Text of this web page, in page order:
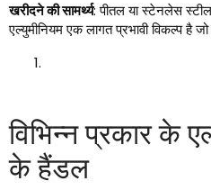
खरीदने की सामर्थ्य: पीतल या स्टेनलेस
एल्युमीनियम एक लागत प्रभावी विकल्प है
विभिन्न प्रकार के
के हैंडल